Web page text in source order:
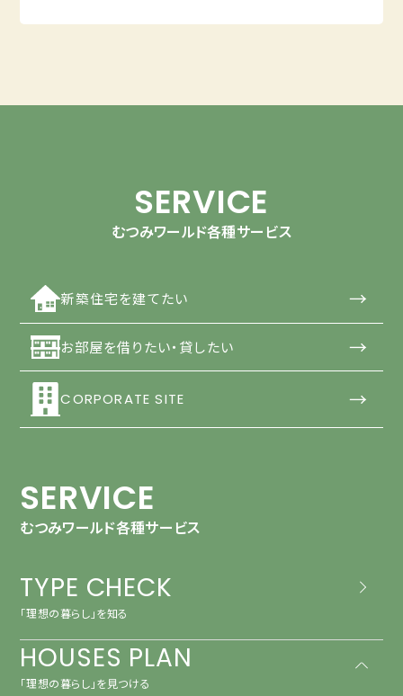
SERVICE
むつみワールド各種サービス
新築住宅を建てたい →
お部屋を借りたい・貸したい →
CORPORATE SITE →
SERVICE
むつみワールド各種サービス
TYPE CHECK
「理想の暮らし」を知る
HOUSES PLAN
「理想の暮らし」を見つける